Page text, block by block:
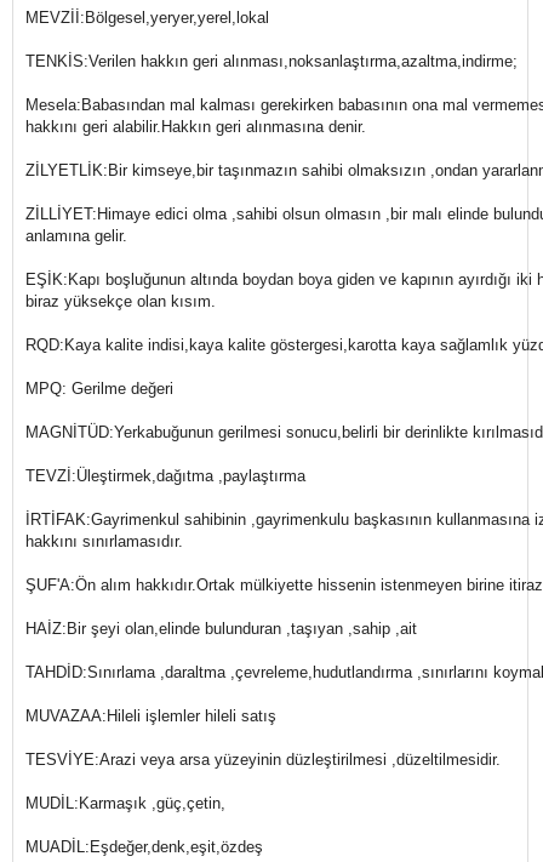
MEVZİİ:Bölgesel,yeryer,yerel,lokal
TENKİS:Verilen hakkın geri alınması,noksanlaştırma,azaltma,indirme;
Mesela:Babasından mal kalması gerekirken babasının ona mal
hakkını geri alabilir.Hakkın geri alınmasına denir.
ZİLYETLİK:Bir kimseye,bir taşınmazın sahibi olmaksızın ,ondan
ZİLLİYET:Himaye edici olma ,sahibi olsun olmasın ,bir malı elinde
anlamına gelir.
EŞİK:Kapı boşluğunun altında boydan boya giden ve kapının ayırdığı
biraz yüksekçe olan kısım.
RQD:Kaya kalite indisi,kaya kalite göstergesi,karotta kaya sağlamlık
MPQ: Gerilme değeri
MAGNİTÜD:Yerkabuğunun gerilmesi sonucu,belirli bir derinlikte
TEVZİ:Üleştirmek,dağıtma ,paylaştırma
İRTİFAK:Gayrimenkul sahibinin ,gayrimenkulu başkasının kullanmasına
hakkını sınırlamasıdır.
ŞUF'A:Ön alım hakkıdır.Ortak mülkiyette hissenin istenmeyen birine
HAİZ:Bir şeyi olan,elinde bulunduran ,taşıyan ,sahip ,ait
TAHDİD:Sınırlama ,daraltma ,çevreleme,hudutlandırma ,sınırlarını
MUVAZAA:Hileli işlemler hileli satış
TESVİYE:Arazi veya arsa yüzeyinin düzleştirilmesi ,düzeltilmesidir.
MUDİL:Karmaşık ,güç,çetin,
MUADİL:Eşdeğer,denk,eşit,özdeş